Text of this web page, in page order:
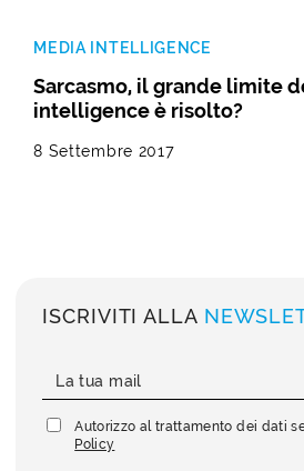
MEDIA INTELLIGENCE
Sarcasmo, il grande limite
intelligence è risolto?
8 Settembre 2017
ISCRIVITI ALLA
Autorizzo al trattamento dei dati
Policy